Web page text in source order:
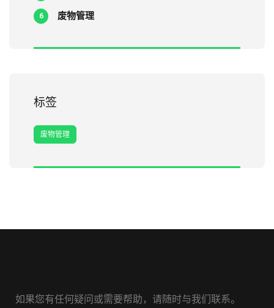
废物管理
6
标签
废物管理
如果您有任何疑问或需要帮助，请随时与我们联系。